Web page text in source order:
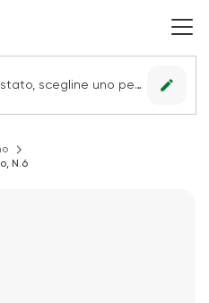
Nessun punto vendita impostato, scegline uno per vedere le offerte. edit
N.6